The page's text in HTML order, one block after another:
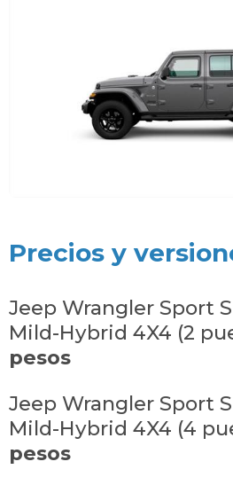
Precios y
Jeep Wrangler Sport
Mild-Hybrid 4X4 (2
pesos
Jeep Wrangler Sport
Mild-Hybrid 4X4 (4
pesos